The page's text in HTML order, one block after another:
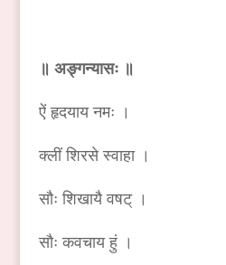
॥ अङ्गन्यासः ॥
ऐं हृदयाय नमः ।
क्लीं शिरसे स्वाहा ।
सौः शिखायै वषट् ।
सौः कवचाय हुं ।